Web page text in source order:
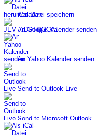
iCal-Datei speichern
An Google Kalender senden
An Yahoo Kalender senden
Send to Outlook Live
Send to Microsoft Outlook